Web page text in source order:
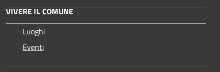
VIVERE IL COMUNE
Luoghi
Eventi